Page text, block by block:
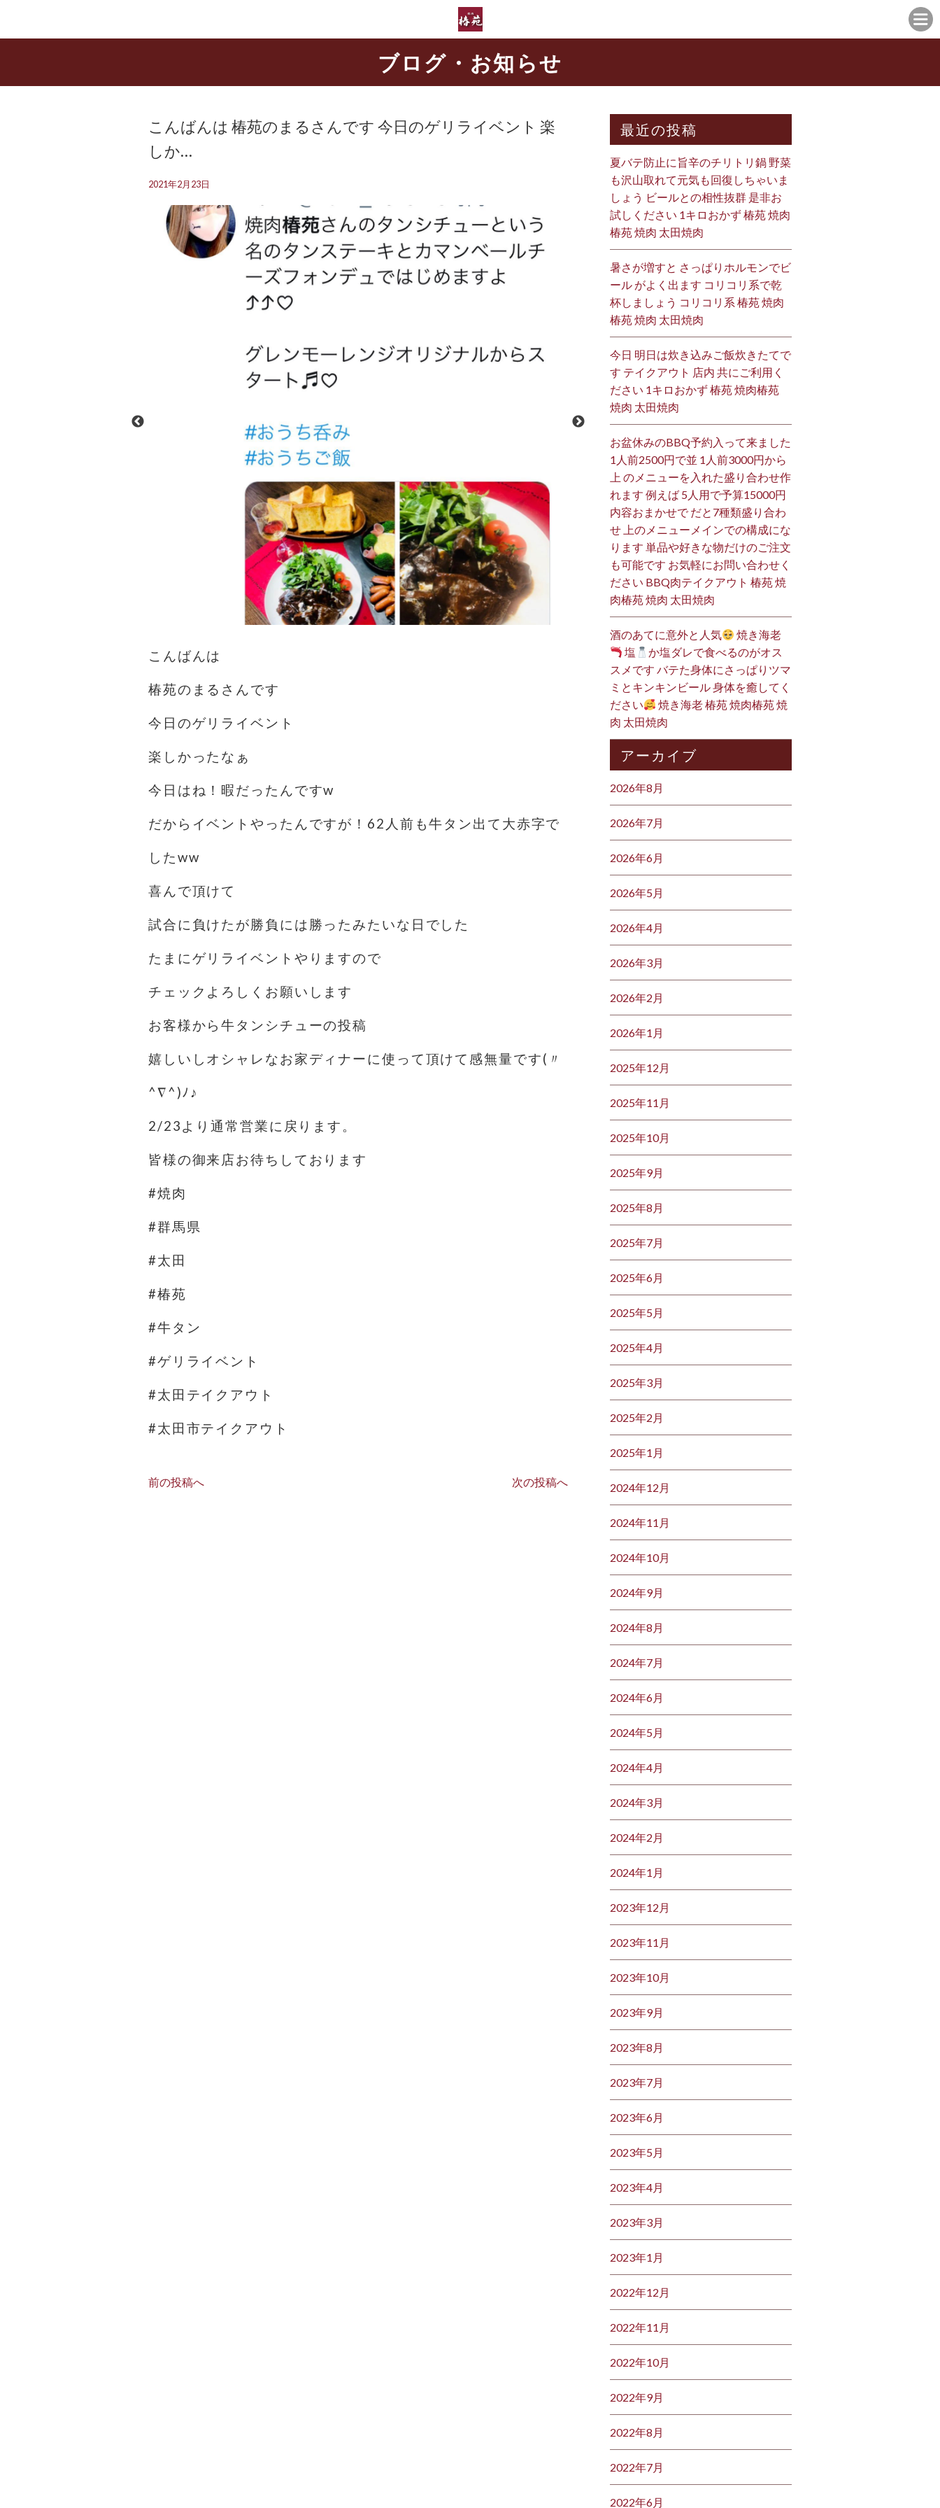
ブログ・お知らせ
こんばんは 椿苑のまるさんです 今日のゲリライベント 楽
しか…
2021年2月23日
こんばんは
椿苑のまるさんです
今日のゲリライベント
楽しかったなぁ
今日はね！暇だったんですw
だからイベントやったんですが！62人前も牛タン出て️大赤字で
したww
喜んで頂けて
試合に負けたが勝負には勝ったみたいな日でした
たまにゲリライベントやりますので
チェックよろしくお願いします
お客様から牛タンシチューの投稿
嬉しいしオシャレなお家ディナーに使って頂けて感無量です(〃
^∇^)ﾉ♪
2/23より通常営業に戻ります。
皆様の御来店お待ちしております
#焼肉
#群馬県
#太田
#椿苑
#牛タン
#ゲリライベント
#太田テイクアウト
#太田市テイクアウト
前の投稿へ 次の投稿へ
最近の投稿
夏バテ防止に旨辛のチリトリ鍋 野菜
も沢山取れて元気も回復しちゃいま
しょう ビールとの相性抜群 是非お
試しください 1キロおかず 椿苑 焼肉
椿苑 焼肉 太田焼肉
暑さが増すと さっぱりホルモンでビ
ール がよく出ます コリコリ系で乾
杯しましょう コリコリ系 椿苑 焼肉
椿苑 焼肉 太田焼肉
今日 明日は炊き込みご飯炊きたてで
す テイクアウト 店内 共にご利用く
ださい 1キロおかず 椿苑 焼肉椿苑
焼肉 太田焼肉
お盆休みのBBQ予約入って来ました
1人前2500円で並 1人前3000円から
上 のメニューを入れた盛り合わせ作
れます 例えば 5人用で予算15000円
内容おまかせで だと7種類盛り合わ
せ 上のメニューメインでの構成にな
ります 単品や好きな物だけのご注文
も可能です お気軽にお問い合わせく
ださい BBQ肉テイクアウト 椿苑 焼
肉椿苑 焼肉 太田焼肉
酒のあてに意外と人気
焼き海老
塩
か塩ダレで食べるのがオス
スメです バテた身体にさっぱりツマ
ミとキンキンビール 身体を癒してく
ださい
焼き海老 椿苑 焼肉椿苑 焼
肉 太田焼肉
アーカイブ
2026年8月
2026年7月
2026年6月
2026年5月
2026年4月
2026年3月
2026年2月
2026年1月
2025年12月
2025年11月
2025年10月
2025年9月
2025年8月
2025年7月
2025年6月
2025年5月
2025年4月
2025年3月
2025年2月
2025年1月
2024年12月
2024年11月
2024年10月
2024年9月
2024年8月
2024年7月
2024年6月
2024年5月
2024年4月
2024年3月
2024年2月
2024年1月
2023年12月
2023年11月
2023年10月
2023年9月
2023年8月
2023年7月
2023年6月
2023年5月
2023年4月
2023年3月
2023年1月
2022年12月
2022年11月
2022年10月
2022年9月
2022年8月
2022年7月
2022年6月